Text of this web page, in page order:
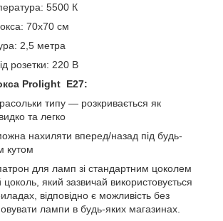
5500 К
70x70 см
2,5 метра
розетки: 220 В
Prolight Е27:
типу — розкривається як
та легко
нахиляти вперед/назад під будь-
кутом
для ламп зі стандартним цоколем
який зазвичай використовується
відповідно є можливість без
лампи в будь-яких магазинах.